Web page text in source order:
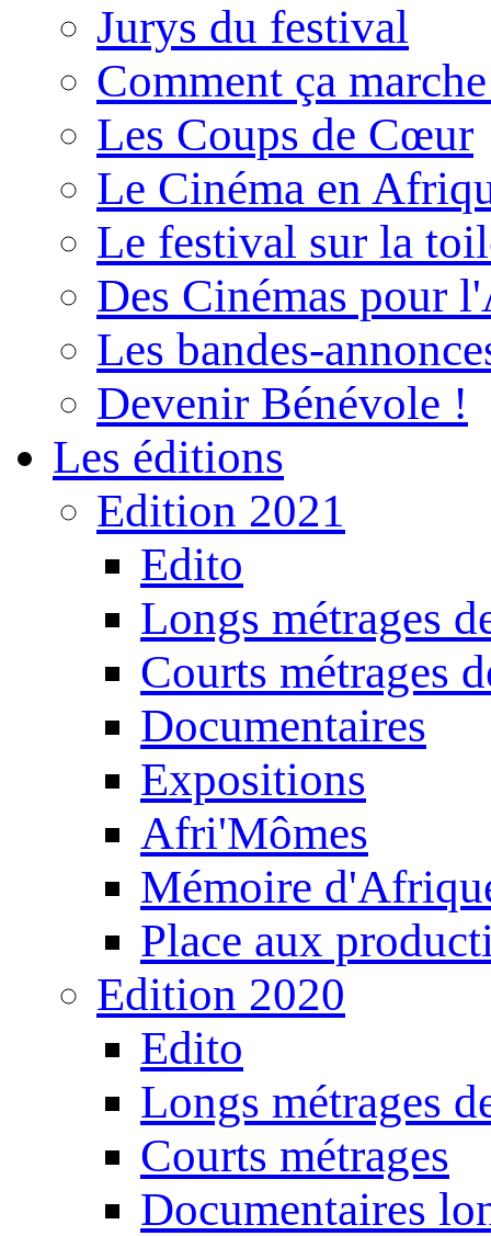
Jurys du festival
Comment ça
Les Coups de Cœur
Le Cinéma en
Le festival sur la
Des Cinémas pour
Les bandes-
Devenir Bénévole !
Les éditions
Edition 2021
Edito
Longs métrages
Courts métrages
Documentaires
Expositions
Afri'Mômes
Mémoire
Place aux
Edition 2020
Edito
Longs métrages
Courts métrages
Documentaires